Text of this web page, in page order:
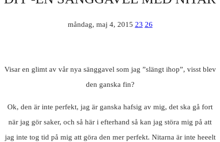
måndag, maj 4, 2015 23 26
Visar en glimt av vår nya sänggavel som jag ”slängt ihop”, visst blev
den ganska fin?
Ok, den är inte perfekt, jag är ganska hafsig av mig, det ska gå fort
när jag gör saker, och så här i efterhand så kan jag störa mig på att
jag inte tog tid på mig att göra den mer perfekt. Nitarna är inte heeelt